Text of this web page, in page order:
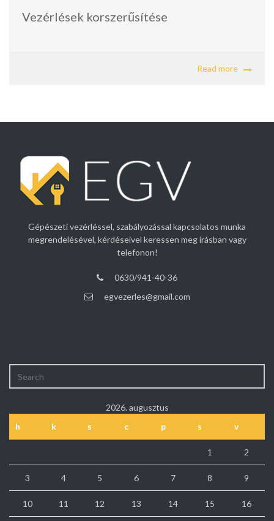
Vezérlések korszerűsítése
Read more
Gépészeti vezérléssel, szabályozással kapcsolatos munka
megrendelésével, kérdéseivel keressen meg írásban vagy
telefonon!
0630/941-40-36
egvezerles@gmail.com
2026. augusztus
h
k s c p s v
1 2
3 4 5 6 7 8 9
10 11 12 13 14 15 16